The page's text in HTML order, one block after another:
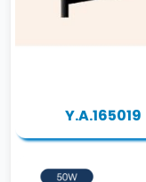
Y.A.165019